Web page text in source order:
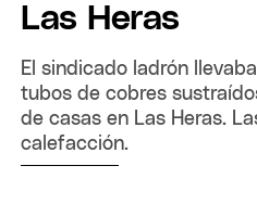
Las Heras
El sindicado ladrón
tubos de cobres
de casas en Las Heras.
calefacción.